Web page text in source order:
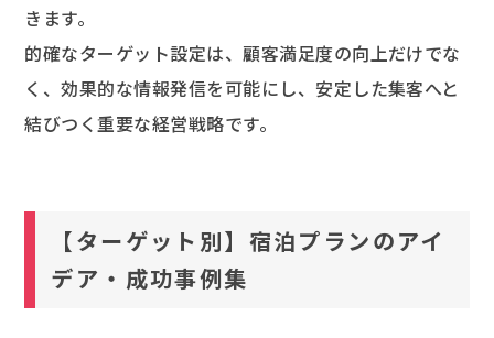
きます。
的確なターゲット設定は、顧客満足度の向上だけでな
く、効果的な情報発信を可能にし、安定した集客へと
結びつく重要な経営戦略です。
【ターゲット別】宿泊プランのアイ
デア・成功事例集